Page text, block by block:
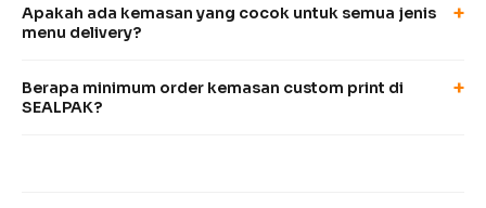
Apakah ada kemasan yang cocok untuk semua jenis
menu delivery?
+
Berapa minimum order kemasan custom print di
SEALPAK?
+